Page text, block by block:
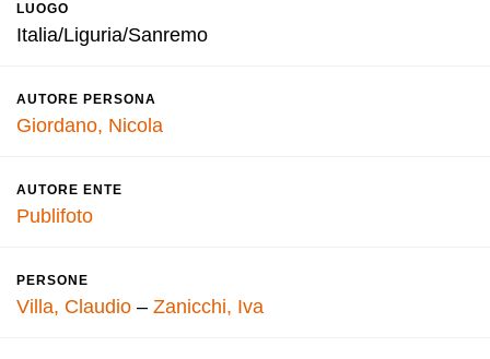
LUOGO
Italia/Liguria/Sanremo
AUTORE PERSONA
Giordano, Nicola
AUTORE ENTE
Publifoto
PERSONE
Villa, Claudio – Zanicchi, Iva